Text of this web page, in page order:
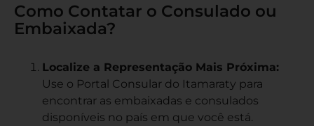
Como Contatar o Consulado ou
Embaixada?
Localize a Representação Mais Próxima:
Use o Portal Consular do Itamaraty para
encontrar as embaixadas e consulados
disponíveis no país em que você está.